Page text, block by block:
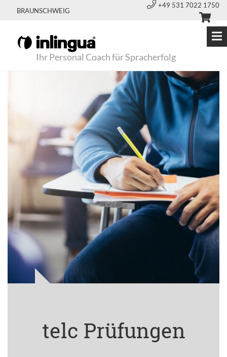
BRAUNSCHWEIG
+49 531 7022 1750
Ihr Personal Coach für Spracherfolg
telc Prüfungen